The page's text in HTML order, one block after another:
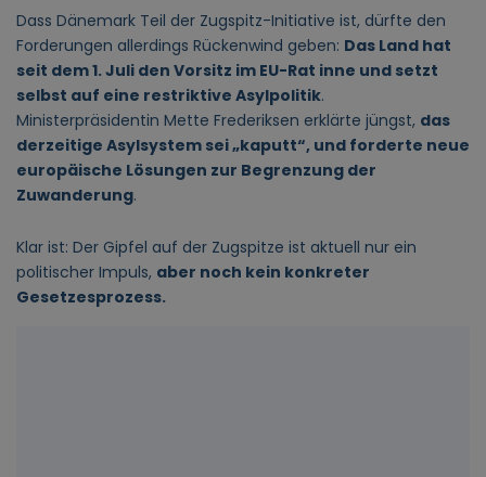
Dass Dänemark Teil der Zugspitz-Initiative ist, dürfte den
Forderungen allerdings Rückenwind geben: Das Land hat
seit dem 1. Juli den Vorsitz im EU-Rat inne und setzt
selbst auf eine restriktive Asylpolitik.
Ministerpräsidentin Mette Frederiksen erklärte jüngst, das
derzeitige Asylsystem sei „kaputt“, und forderte neue
europäische Lösungen zur Begrenzung der
Zuwanderung.
Klar ist: Der Gipfel auf der Zugspitze ist aktuell nur ein
politischer Impuls, aber noch kein konkreter
Gesetzesprozess.